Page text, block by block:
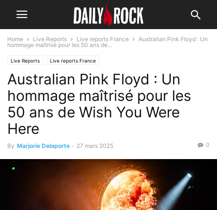
Home Live Reports Live reports France
Australian Pink Floyd : Un
hommage maîtrisé pour les 50 ans de...
Live Reports Live reports France
Australian Pink Floyd : Un
hommage maîtrisé pour les
50 ans de Wish You Were
Here
By Marjorie Delaporte - 27 mars 2025 0